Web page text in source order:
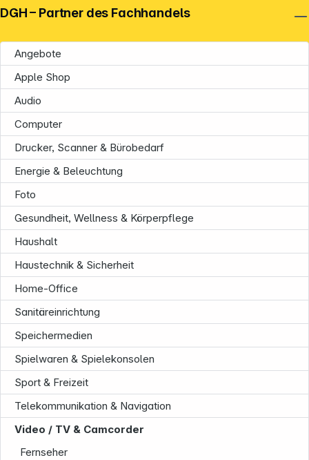
Angebote
Apple Shop
Audio
Computer
Drucker, Scanner & Bürobedarf
Energie & Beleuchtung
Foto
Gesundheit, Wellness & Körperpflege
Haushalt
Haustechnik & Sicherheit
Home-Office
Sanitäreinrichtung
Speichermedien
Spielwaren & Spielekonsolen
Sport & Freizeit
Telekommunikation & Navigation
Video / TV & Camcorder
Fernseher
DGH – Partner des Fachhandels